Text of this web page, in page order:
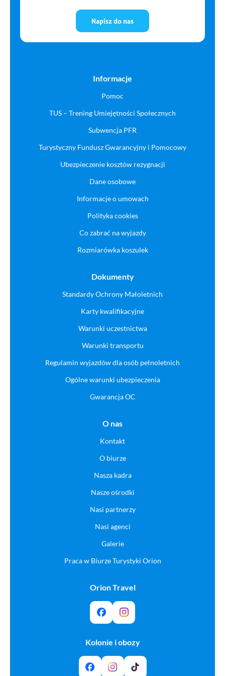
Napisz do nas
Informacje
Pomoc
TUS – Trening Umiejętności Społecznych
Subwencja PFR
Turystyczny Fundusz Gwarancyjny i Pomocowy
Ubezpieczenie kosztów rezygnacji
Dane osobowe
Informacje o umowach
Polityka cookies
Co zabrać na wyjazdy
Rozmiarówka koszulek
Dokumenty
Standardy Ochrony Małoletnich
Karty kwalifikacyjne
Warunki uczestnictwa
Warunki transportu
Regulamin wyjazdów dla osób pełnoletnich
Ogólne warunki ubezpieczenia
Gwarancja OC
O nas
Kontakt
O biurze
Nasza kadra
Nasze ośrodki
Nasi partnerzy
Nasi agenci
Galerie
Praca w Biurze Turystyki Orion
Orion Travel
Kolonie i obozy